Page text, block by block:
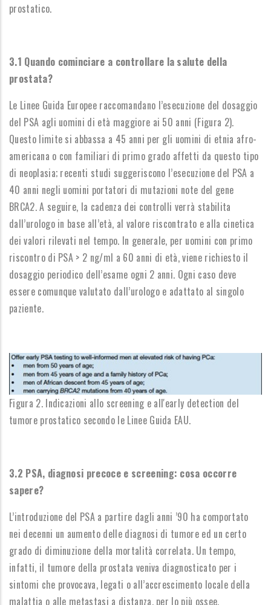
prostatico.
3.1 Quando cominciare a controllare la salute della
prostata?
Le Linee Guida Europee raccomandano l’esecuzione del dosaggio
del PSA agli uomini di età maggiore ai 50 anni (Figura 2).
Questo limite si abbassa a 45 anni per gli uomini di etnia afro-
americana o con familiari di primo grado affetti da questo tipo
di neoplasia; recenti studi suggeriscono l’esecuzione del PSA a
40 anni negli uomini portatori di mutazioni note del gene
BRCA2. A seguire, la cadenza dei controlli verrà stabilita
dall’urologo in base all’età, al valore riscontrato e alla cinetica
dei valori rilevati nel tempo. In generale, per uomini con primo
riscontro di PSA > 2 ng/ml a 60 anni di età, viene richiesto il
dosaggio periodico dell’esame ogni 2 anni. Ogni caso deve
essere comunque valutato dall’urologo e adattato al singolo
paziente.
Figura 2. Indicazioni allo screening e all'early detection del
tumore prostatico secondo le Linee Guida EAU.
3.2 PSA, diagnosi precoce e screening: cosa occorre
sapere?
L’introduzione del PSA a partire dagli anni ’90 ha comportato
nei decenni un aumento delle diagnosi di tumore ed un certo
grado di diminuzione della mortalità correlata. Un tempo,
infatti, il tumore della prostata veniva diagnosticato per i
sintomi che provocava, legati o all’accrescimento locale della
malattia o alle metastasi a distanza, per lo più ossee.